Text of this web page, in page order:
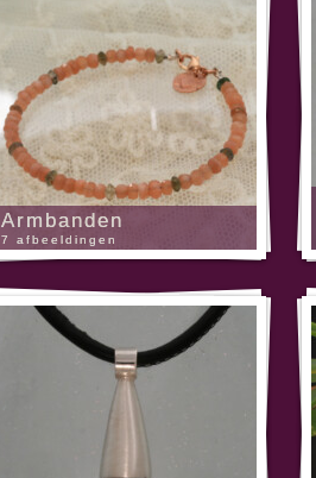
Armbanden
7 afbeeldingen